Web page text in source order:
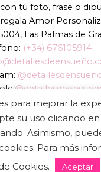
tú foto, frase o
Amor
Las Palmas de
(+34) 676105914
@detallesdensueno
2026 ©
para mejorar la
su uso clicando
Asimismo,
Para más
Cookies.
Aceptar